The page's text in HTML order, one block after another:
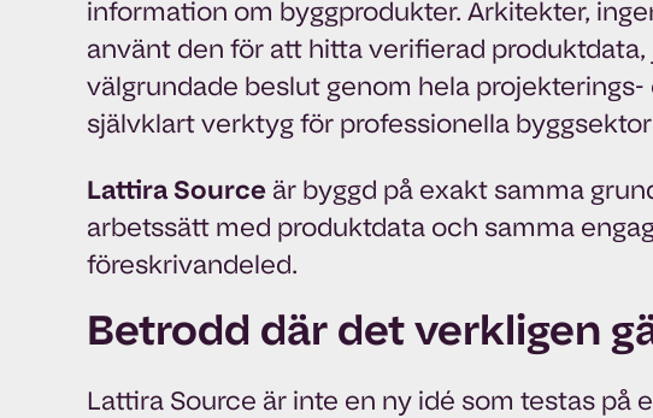
information om byggprodukter. Arkitekter,
använt den för att hitta verifierad
välgrundade beslut genom hela
självklart verktyg för professionella
Lattira Source är byggd på exakt samma
arbetssätt med produktdata och samma
föreskrivandeled.
Betrodd där det verkligen
Lattira Source är inte en ny idé som testas på